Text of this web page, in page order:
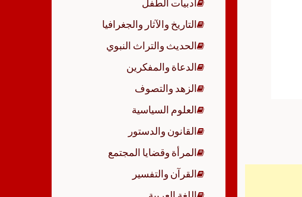
أدبيات الطفل
التاريخ والآثار والجغرافيا
الحديث والتراث النبوي
الدعاة والمفكرين
الزهد والتصوف
العلوم السياسية
القانون والدستور
المرأة وقضايا المجتمع
القرآن والتفسير